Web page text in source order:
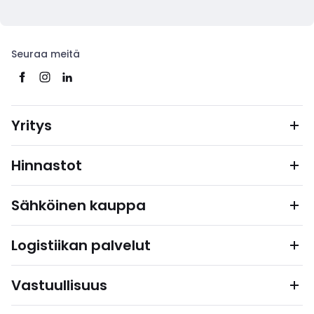
Seuraa meitä
Yritys
Hinnastot
Sähköinen kauppa
Logistiikan palvelut
Vastuullisuus